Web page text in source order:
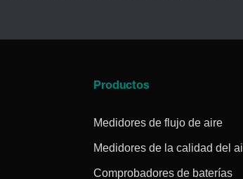
Productos
Medidores de flujo de aire
Medidores de la calidad del
Comprobadores de baterías